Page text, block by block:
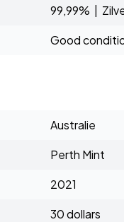
99,99% |
Good
Australie
Perth Mint
2021
30 dollars